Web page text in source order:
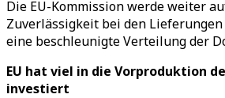
Die EU-Kommission werde weiter
Zuverlässigkeit bei den
eine beschleunigte Verteilung der
EU hat viel in die Vorproduktion
investiert